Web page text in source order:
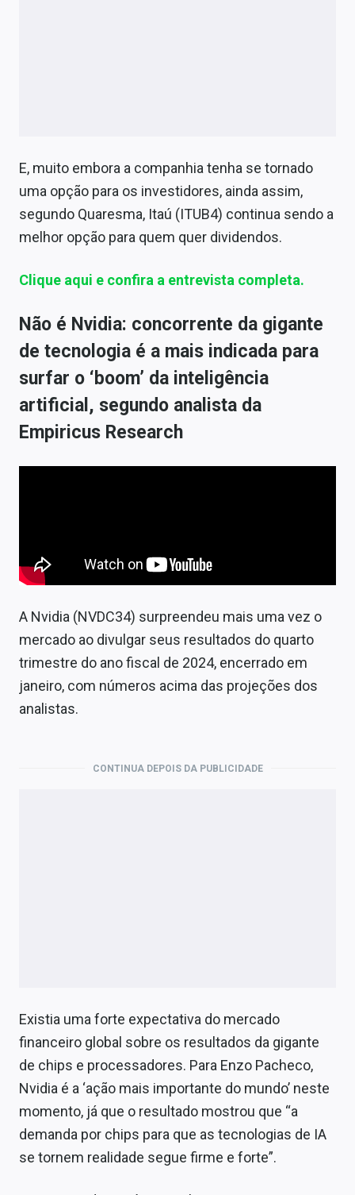
E, muito embora a companhia tenha se tornado
uma opção para os investidores, ainda assim,
segundo Quaresma, Itaú (ITUB4) continua sendo a
melhor opção para quem quer dividendos.
Clique aqui e confira a entrevista completa.
Não é Nvidia: concorrente da gigante
de tecnologia é a mais indicada para
surfar o ‘boom’ da inteligência
artificial, segundo analista da
Empiricus Research
A Nvidia (NVDC34) surpreendeu mais uma vez o
mercado ao divulgar seus resultados do quarto
trimestre do ano fiscal de 2024, encerrado em
janeiro, com números acima das projeções dos
analistas.
CONTINUA DEPOIS DA PUBLICIDADE
Existia uma forte expectativa do mercado
financeiro global sobre os resultados da gigante
de chips e processadores. Para Enzo Pacheco,
Nvidia é a ‘ação mais importante do mundo’ neste
momento, já que o resultado mostrou que “a
demanda por chips para que as tecnologias de IA
se tornem realidade segue firme e forte”.